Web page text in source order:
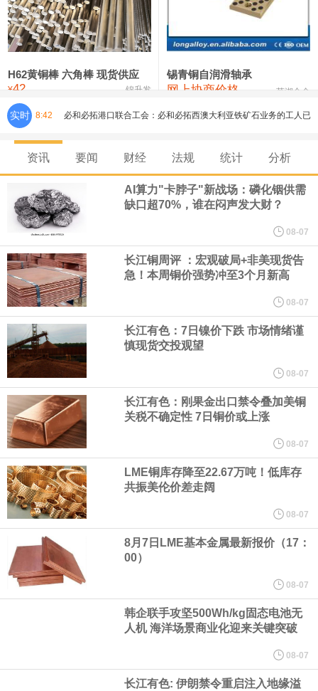
铸造铝合金锭(ZLD104) 24,300—24,500 24,400
压铸锌合金锭 26,500—26,700
氯化镍 38,300—40,300 39,300 0
H62黄铜棒 六角棒 现货供应
¥42 锦升发
锡青铜自润滑轴承
网上协商价格 芜湖合金
实时 8:42 必和必拓港口联合工会：必和必拓西澳大利亚铁矿石业务的工人已
通知，将于8月9日实施24小时停工。
8月7日，宇树科技董事长王兴兴网上路演时表示，报告期内，公司
研发费用金额分别为4,995.18万元、7,001.70万元、14,496.56万
元，最近3年复合增长率达70.36%，呈快速增长趋势，并形成多项
核心技术和知识产权。截至2026年1月31日，公司拥有262项专利权
（含境内发明专利20项）。
纽约期银日内涨4%，现报64.08美元/盎司。
宇树科技董事长、总经理兼首席技术官王兴兴在网上路演时表示，
经过多年研发创新和技术积累，公司逐步形成了包括一体化关节集
成技术、高紧凑度机器人身体集成技术、机器人激光雷达全自研核
心技术等多项已商业化应用的核心技术并已应用于公司的高性能通
用人形机器人、四足机器人等产品。
美国总统特朗普6日否认他对国防部长赫格塞思不满，称对赫格塞思
所做的工作“非常满意”。特朗普在社交媒体上发帖称，一些媒体有关
他与赫格塞思就弹药短缺问题发生冲突的报道是“完全没有根据的谣
言”，他对赫格塞思所做的工作“非常满意”。
资讯 要闻 财经 法规 统计 分析
AI算力"卡脖子"新战场：磷化铟供需
缺口超70%，谁在闷声发大财？
08-07
长江铜周评 ：宏观破局+非美现货告
急！本周铜价强势冲至3个月新高
08-07
长江有色：7日镍价下跌 市场情绪谨
慎现货交投观望
08-07
长江有色：刚果金出口禁令叠加美铜
关税不确定性 7日铜价或上涨
08-07
LME铜库存降至22.67万吨！低库存
共振美伦价差走阔
08-07
8月7日LME基本金属最新报价（17：
00）
08-07
韩企联手攻坚500Wh/kg固态电池无
人机 海洋场景商业化迎来关键突破
08-07
长江有色: 伊朗禁令重启注入地缘溢